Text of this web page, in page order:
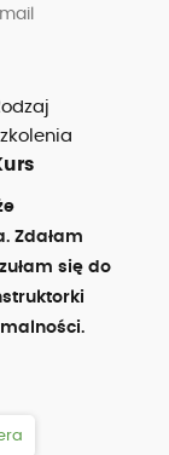
Zdałam
się do